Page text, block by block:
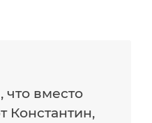
что вместо
Константин,